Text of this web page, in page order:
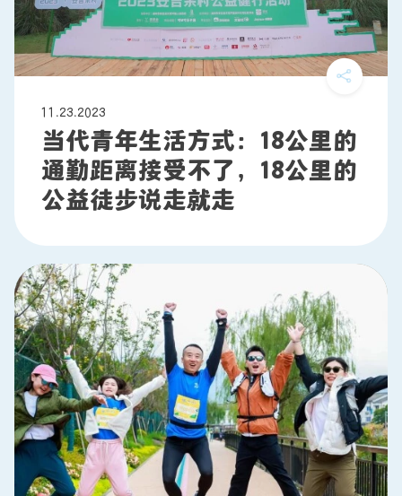
11.23.2023
当代青年生活方式：18公里的
通勤距离接受不了，18公里的
公益徒步说走就走